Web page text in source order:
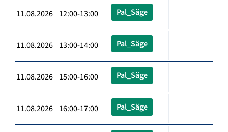
11.08.2026 12:00-13:00 Pal_Säge
11.08.2026 13:00-14:00 Pal_Säge
11.08.2026 15:00-16:00 Pal_Säge
11.08.2026 16:00-17:00 Pal_Säge